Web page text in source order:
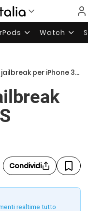
Watch
per iPhone 3G S (Windows)!
Condividi
realtime tutto